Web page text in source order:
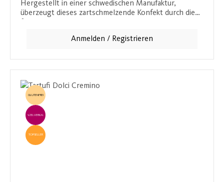
Hergestellt in einer schwedischen Manufaktur,
überzeugt dieses zartschmelzende Konfekt durch die
aromatischen Zitrusgeschmack sorgt für eine
alle eignet, die fruchtige Akzente in ihrer Schokolade
lieben.
Anmelden / Registrieren
GLUTENFREI
EINZELVERKAUF
TOPSELLER